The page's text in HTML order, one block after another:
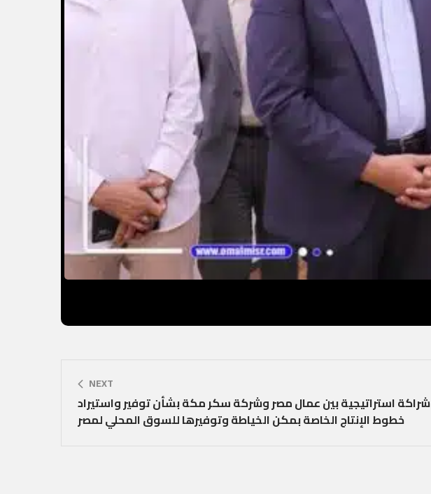
NEXT
شراكة استراتيجية بين عمال مصر وشركة سكر مكة بشأن توفير واستيراد
خطوط الإنتاج الخاصة بمكن الخياطة وتوفيرها للسوق المحلي لمصر